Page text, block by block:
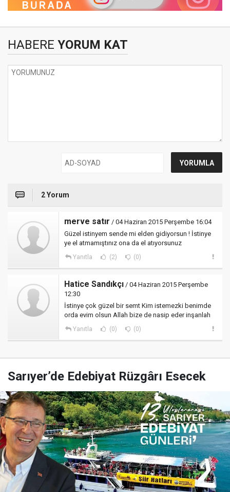
HABERE YORUM KAT
2 Yorum
merve satır / 04 Haziran 2015 Perşembe 16:04
Güzel istinyem sende mi elden gidiyorsun ! İstinye
ye el atmamıştınız ona da el atıyorsunuz
Yanıtla (2) (0)
Hatice Sandıkçı / 04 Haziran 2015 Perşembe
12:30
İstinye çok güzel bir semt Kim istemezki benimde
orda evim olsun Allah bize de nasip eder inşanlah
Yanıtla (0) (0)
Sarıyer’de Edebiyat Rüzgârı Esecek